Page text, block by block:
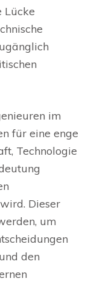
Lücke
im
für eine enge
Technologie
Dieser
um
den